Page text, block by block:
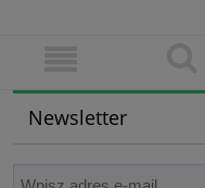
Newsletter